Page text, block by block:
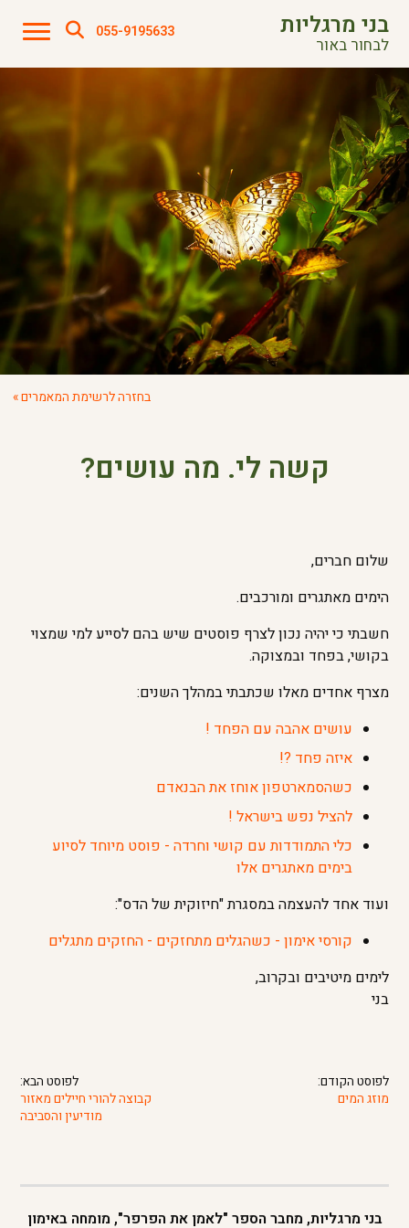
בני מרגליות
לבחור באור
055-9195633
בחזרה לרשימת המאמרים »
קשה לי. מה עושים?
שלום חברים,
הימים מאתגרים ומורכבים.
חשבתי כי יהיה נכון לצרף פוסטים שיש בהם לסייע למי שמצוי
בקושי, בפחד ובמצוקה.
מצרף אחדים מאלו שכתבתי במהלך השנים:
עושים אהבה עם הפחד !
איזה פחד ?!
כשהסמארטפון אוחז את הבנאדם
להציל נפש בישראל !
כלי התמודדות עם קושי וחרדה - פוסט מיוחד לסיוע
בימים מאתגרים אלו
ועוד אחד להעצמה במסגרת "חיזוקית של הדס":
קורסי אימון - כשהגלים מתחזקים - החזקים מתגלים
לימים מיטיבים ובקרוב,
בני
לפוסט הקודם:
מוזג המים
לפוסט הבא:
קבוצה להורי חיילים מאזור
מודיעין והסביבה
בני מרגליות, מחבר הספר "לאמן את הפרפר", מומחה באימון